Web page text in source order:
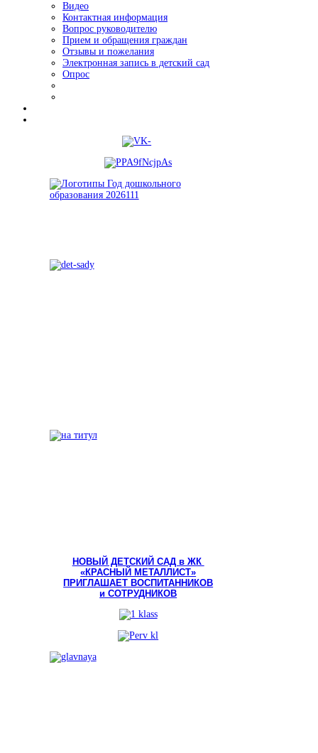
Видео
Контактная информация
Вопрос руководителю
Прием и обращения граждан
Отзывы и пожелания
Электронная запись в детский сад
Опрос
НОВЫЙ ДЕТСКИЙ САД в ЖК
«КРАСНЫЙ МЕТАЛЛИСТ»
ПРИГЛАШАЕТ ВОСПИТАННИКОВ
и СОТРУДНИКОВ